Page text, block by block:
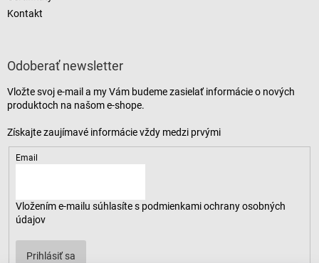
Kontakt
Odoberať newsletter
Vložte svoj e-mail a my Vám budeme zasielať informácie o nových
produktoch na našom e-shope.
Email
Vložením e-mailu súhlasíte s podmienkami ochrany osobných
údajov
Prihlásiť sa